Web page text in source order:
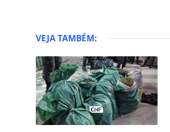
VEJA TAMBÉM: